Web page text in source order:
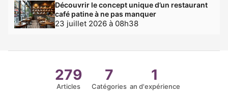
Découvrir le concept unique d’un restaurant
café patine à ne pas manquer
23 juillet 2026 à 08h38
279
Articles
7
Catégories
1
an d'expérience